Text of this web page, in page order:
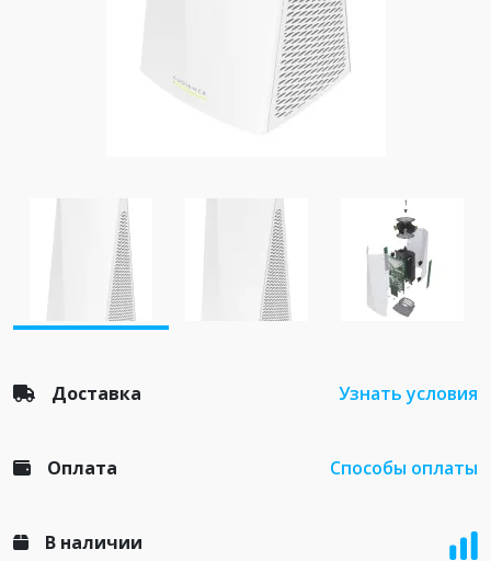
Доставка Узнать условия
Оплата Способы оплаты
В наличии